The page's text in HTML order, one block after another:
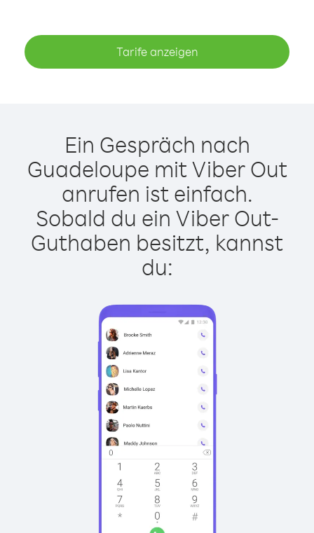
Tarife anzeigen
Ein Gespräch nach
Guadeloupe mit Viber Out
anrufen ist einfach.
Sobald du ein Viber Out-
Guthaben besitzt, kannst
du: